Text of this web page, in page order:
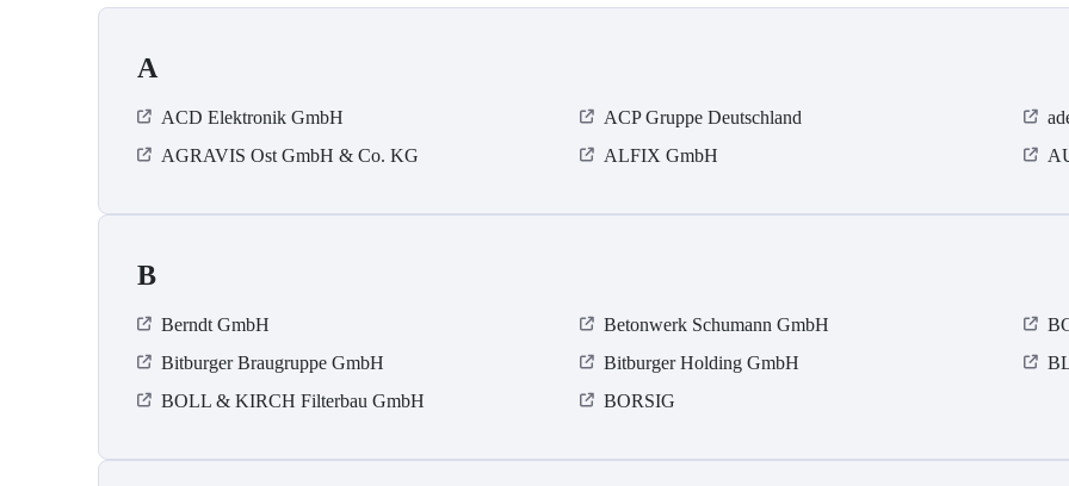
A
ACD Elektronik GmbH ACP Gruppe Deutschland
AGRAVIS Ost GmbH & Co. KG
ALFIX GmbH
B
Berndt GmbH Betonwerk Schumann GmbH
Bitburger Braugruppe GmbH
Bitburger Holding GmbH
BOLL & KIRCH Filterbau GmbH
BORSIG